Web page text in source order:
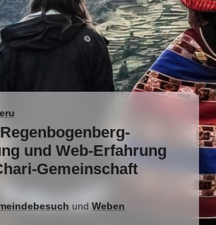
und Web-Erfahrung
Gemeinschaft
und Weben